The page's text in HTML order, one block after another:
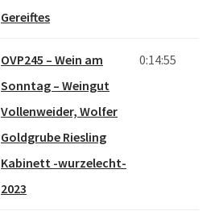
Gereiftes
OVP245 – Wein am
Sonntag – Weingut
Vollenweider, Wolfer
Goldgrube Riesling
Kabinett -wurzelecht-
2023
0:14:55